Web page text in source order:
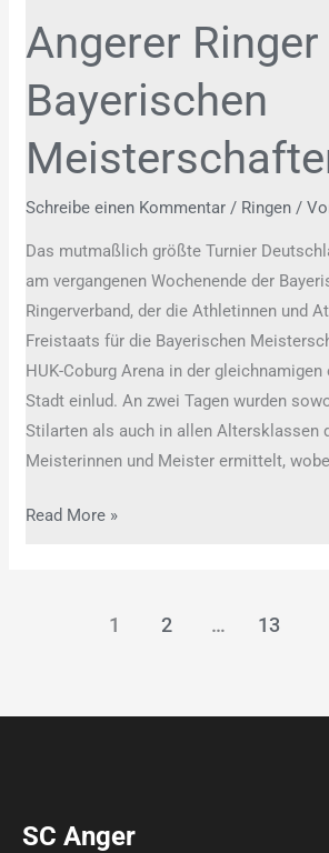
Angerer
Bayerischen
Schreibe einen Kommentar / Ringen /
Das mutmaßlich größte Turnier
am vergangenen Wochenende der
Ringerverband, der die Athletinnen und
Freistaats für die Bayerischen
HUK-Coburg Arena in der
Stadt einlud. An zwei Tagen wurden
Stilarten als auch in allen Altersklassen
Meisterinnen und Meister ermittelt,
Bayerischen
Meisterschaften
Read More »
1 2 … 13
SC Anger